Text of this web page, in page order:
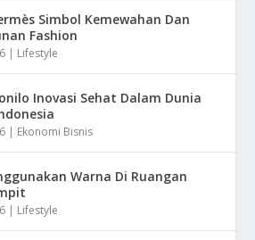
Simbol Kemewahan Dan
Fashion
| Lifestyle
Inovasi Sehat Dalam Dunia
| Ekonomi Bisnis
Warna Di Ruangan
| Lifestyle